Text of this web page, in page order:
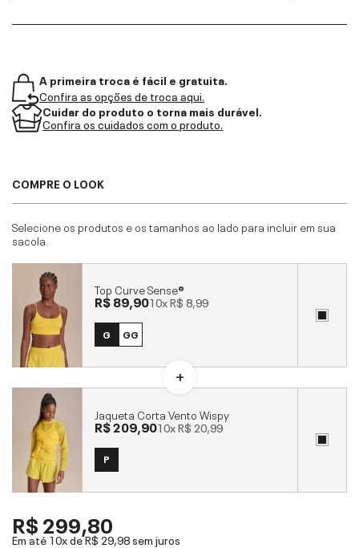
A primeira troca é fácil e gratuita.
Confira as opções de troca aqui.
Cuidar do produto o torna mais durável.
Confira os cuidados com o produto.
COMPRE O LOOK
Selecione os produtos e os tamanhos ao lado para incluir em sua
sacola.
Top Curve Sense®
R$ 89,9010xR$ 8,99
G GG
Jaqueta Corta Vento Wispy
R$ 209,9010xR$ 20,99
P
R$ 299,80
Em até 10x deR$ 29,98sem juros